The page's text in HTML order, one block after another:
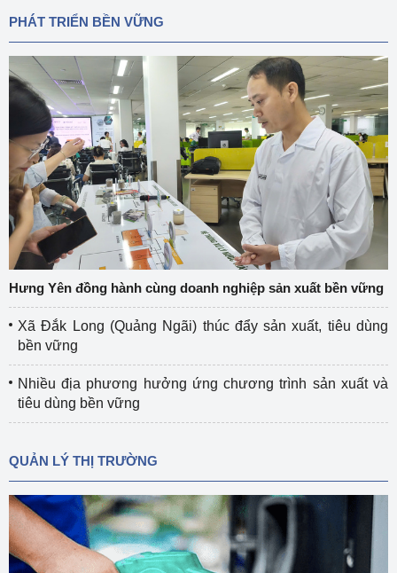
PHÁT TRIỂN BỀN VỮNG
Hưng Yên đồng hành cùng doanh nghiệp sản xuất bền vững
Xã Đắk Long (Quảng Ngãi) thúc đẩy sản xuất, tiêu dùng
bền vững
Nhiều địa phương hưởng ứng chương trình sản xuất và
tiêu dùng bền vững
QUẢN LÝ THỊ TRƯỜNG